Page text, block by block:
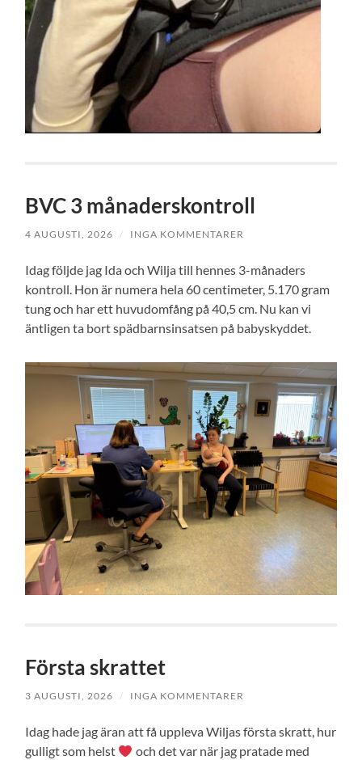
BVC 3 månaderskontroll
4 AUGUSTI, 2026 / INGA KOMMENTARER
Idag följde jag Ida och Wilja till hennes 3-månaders
kontroll. Hon är numera hela 60 centimeter, 5.170 gram
tung och har ett huvudomfång på 40,5 cm. Nu kan vi
äntligen ta bort spädbarnsinsatsen på babyskyddet.
Första skrattet
3 AUGUSTI, 2026 / INGA KOMMENTARER
Idag hade jag äran att få uppleva Wiljas första skratt, hur
gulligt som helst
och det var när jag pratade med